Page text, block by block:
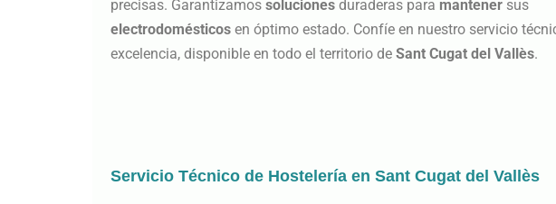
precisas. Garantizamos soluciones duraderas para mantener sus
electrodomésticos en óptimo estado. Confíe en nuestro servicio
excelencia, disponible en todo el territorio de Sant Cugat del Vallès.
Servicio Técnico de Hostelería en Sant Cugat del Vallès